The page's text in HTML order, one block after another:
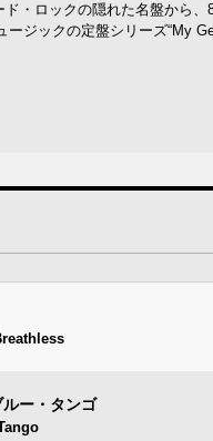
・ロックの隠れた名盤から
ージックの定盤シリーズ“My
ー・タンゴ